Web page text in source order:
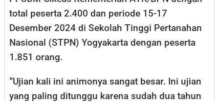
total peserta 2.400 dan periode 15-17
Desember 2024 di Sekolah Tinggi Pertanahan
Nasional (STPN) Yogyakarta dengan peserta
1.851 orang.
“Ujian kali ini animonya sangat besar. Ini ujian
yang paling ditunggu karena sudah dua tahun